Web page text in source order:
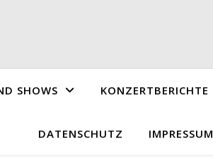
SHOWS KONZERTBERICHTE
DATENSCHUTZ IMPRESSUM